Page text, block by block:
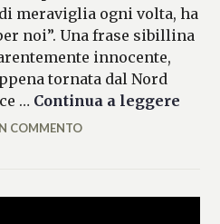
di meraviglia ogni volta, ha
noi”. Una frase sibillina
innocente,
tornata dal Nord
… Continua a leggere
COMMENTO